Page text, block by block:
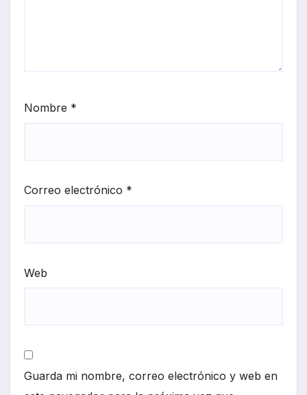
Nombre *
Correo electrónico *
Web
Guarda mi nombre, correo electrónico y web en